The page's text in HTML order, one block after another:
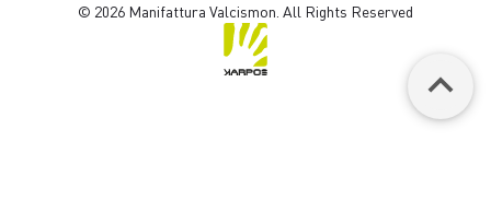
© 2026 Manifattura Valcismon. All Rights Reserved
keyboard_arrow_up